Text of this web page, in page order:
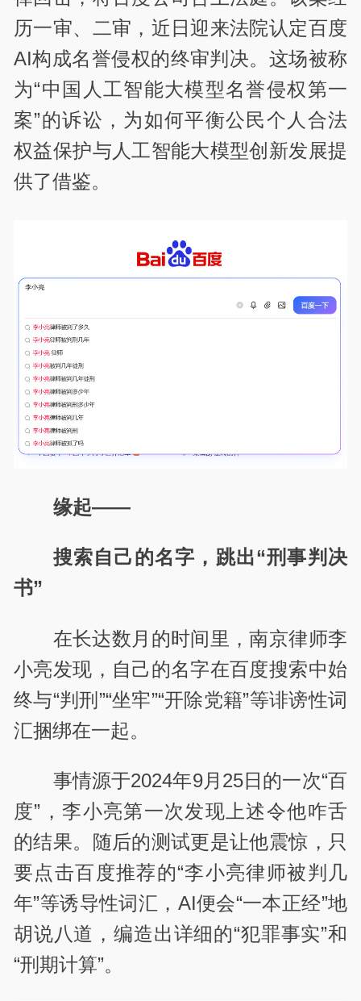
历一审、二审，近日迎来法院认定百度
AI构成名誉侵权的终审判决。这场被称
为“中国人工智能大模型名誉侵权第一
案”的诉讼，为如何平衡公民个人合法
权益保护与人工智能大模型创新发展提
供了借鉴。
缘起——
搜索自己的名字，跳出“刑事判决
书”
在长达数月的时间里，南京律师李
小亮发现，自己的名字在百度搜索中始
终与“判刑”“坐牢”“开除党籍”等诽谤性词
汇捆绑在一起。
事情源于2024年9月25日的一次“百
度”，李小亮第一次发现上述令他咋舌
的结果。随后的测试更是让他震惊，只
要点击百度推荐的“李小亮律师被判几
年”等诱导性词汇，AI便会“一本正经”地
胡说八道，编造出详细的“犯罪事实”和
“刑期计算”。